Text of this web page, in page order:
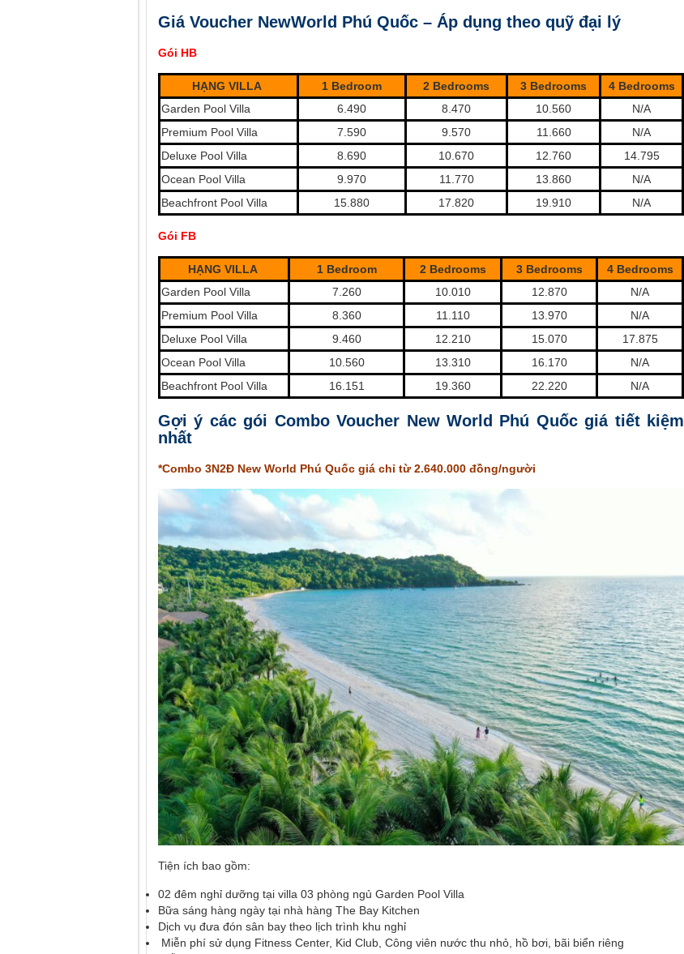
Giá Voucher NewWorld Phú Quốc – Áp dụng theo quỹ đại lý
Gói HB
HẠNG VILLA 1 Bedroom 2 Bedrooms 3 Bedrooms
4 Bedrooms
Garden Pool Villa
6.490 8.470 10.560
N/A
Premium Pool Villa
7.590 9.570 11.660
N/A
Deluxe Pool Villa
8.690 10.670 12.760
14.795
Ocean Pool Villa
9.970 11.770 13.860
N/A
Beachfront Pool Villa
15.880 17.820 19.910 N/A
Gói FB
HẠNG VILLA 1 Bedroom 2 Bedrooms 3 Bedrooms
4 Bedrooms
Garden Pool Villa
7.260 10.010 12.870
N/A
Premium Pool Villa
8.360 11.110 13.970
N/A
Deluxe Pool Villa
9.460 12.210 15.070
17.875
Ocean Pool Villa
10.560 13.310 16.170
N/A
Beachfront Pool Villa
16.151 19.360 22.220 N/A
Gợi ý các gói Combo Voucher New World Phú Quốc giá tiết kiệm
nhất
*Combo 3N2Đ New World Phú Quốc giá chỉ từ 2.640.000 đồng/người
Tiện ích bao gồm:
02 đêm nghỉ dưỡng tại villa 03 phòng ngủ Garden Pool Villa
Bữa sáng hàng ngày tại nhà hàng The Bay Kitchen
Dịch vụ đưa đón sân bay theo lịch trình khu nghỉ
Miễn phí sử dụng Fitness Center, Kid Club, Công viên nước thu nhỏ, hồ bơi, bãi biển riêng